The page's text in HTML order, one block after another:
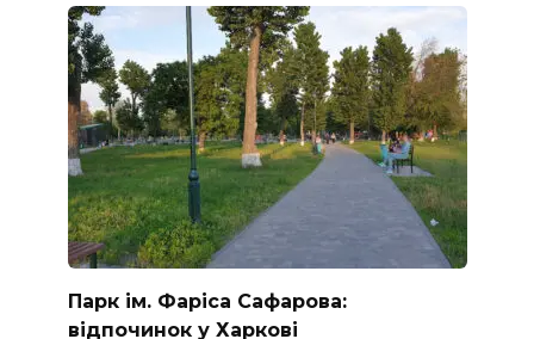
Парк ім. Фаріса Сафарова:
відпочинок у Харкові